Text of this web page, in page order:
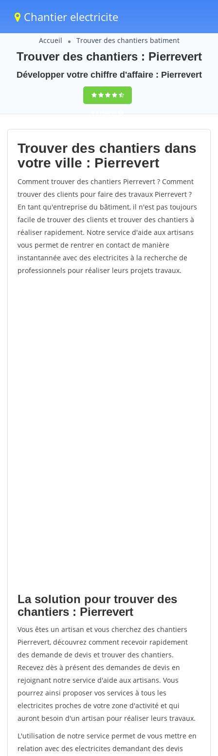
Chantier electricite
Accueil Trouver des chantiers batiment
Trouver des chantiers : Pierrevert
Développer votre chiffre d'affaire : Pierrevert
9,5(100%)64
votes
Trouver des chantiers dans
votre ville : Pierrevert
Comment trouver des chantiers Pierrevert ? Comment
trouver des clients pour faire des travaux Pierrevert ?
En tant qu'entreprise du bâtiment, il n'est pas toujours
facile de trouver des clients et trouver des chantiers à
réaliser rapidement. Notre service d'aide aux artisans
vous permet de rentrer en contact de manière
instantannée avec des electricites à la recherche de
professionnels pour réaliser leurs projets travaux.
La solution pour trouver des
chantiers : Pierrevert
Vous êtes un artisan et vous cherchez des chantiers
Pierrevert, découvrez comment recevoir rapidement
des demande de devis et trouver des chantiers.
Recevez dès à présent des demandes de devis en
rejoignant notre service d'aide aux artisans. Vous
pourrez ainsi proposer vos services à tous les
electricites proches de votre zone d'activité et qui
auront besoin d'un artisan pour réaliser leurs travaux.
L'utilisation de notre service permet de vous mettre en
relation avec des electricites demandant des devis